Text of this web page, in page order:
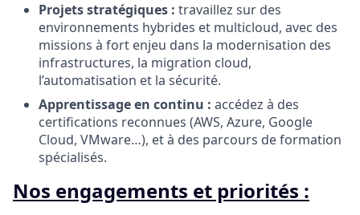
Projets stratégiques : travaillez sur des
environnements hybrides et multicloud, avec des
missions à fort enjeu dans la modernisation des
infrastructures, la migration cloud,
l’automatisation et la sécurité.
Apprentissage en continu : accédez à des
certifications reconnues (AWS, Azure, Google
Cloud, VMware…), et à des parcours de formation
spécialisés.
Nos engagements et priorités :